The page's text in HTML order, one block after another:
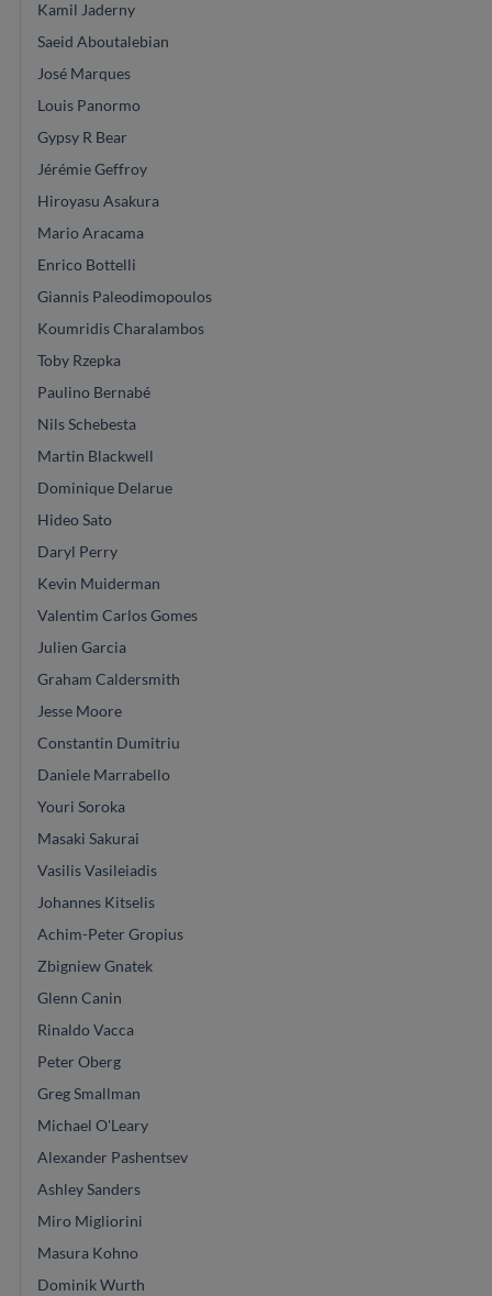
Kamil Jaderny
Saeid Aboutalebian
José Marques
Louis Panormo
Gypsy R Bear
Jérémie Geffroy
Hiroyasu Asakura
Mario Aracama
Enrico Bottelli
Giannis Paleodimopoulos
Koumridis Charalambos
Toby Rzepka
Paulino Bernabé
Nils Schebesta
Martin Blackwell
Dominique Delarue
Hideo Sato
Daryl Perry
Kevin Muiderman
Valentim Carlos Gomes
Julien Garcia
Graham Caldersmith
Jesse Moore
Constantin Dumitriu
Daniele Marrabello
Youri Soroka
Masaki Sakurai
Vasilis Vasileiadis
Johannes Kitselis
Achim-Peter Gropius
Zbigniew Gnatek
Glenn Canin
Rinaldo Vacca
Peter Oberg
Greg Smallman
Michael O'Leary
Alexander Pashentsev
Ashley Sanders
Miro Migliorini
Masura Kohno
Dominik Wurth